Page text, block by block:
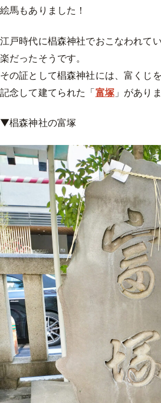
絵馬もありました！
江戸時代に椙森神社でおこなわれて
楽だったそうです。
その証として椙森神社には、富くじ
記念して建てられた「富塚」がありま
▼椙森神社の富塚